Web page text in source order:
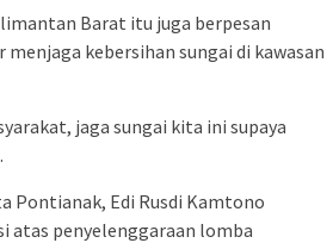
Barat itu juga berpesan
menjaga kebersihan sungai di kawasan
jaga sungai kita ini supaya
Pontianak, Edi Rusdi Kamtono
atas penyelenggaraan lomba